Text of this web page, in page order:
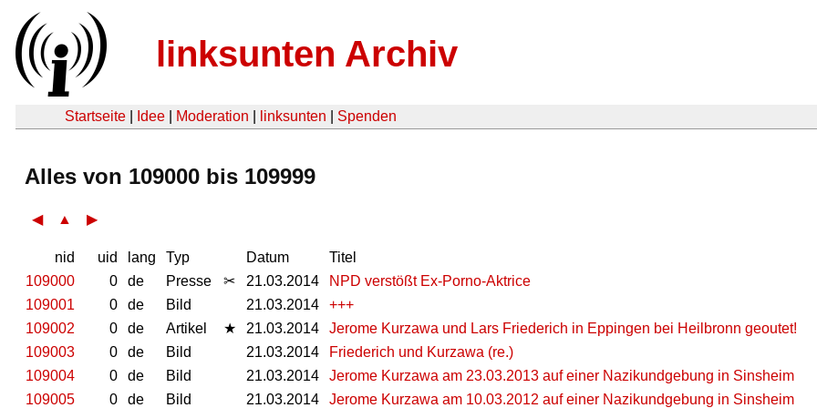
linksunten Archiv
Startseite Idee Moderation linksunten Spenden
Alles von 109000 bis 109999
◀ ▲ ▶
nid uid lang Typ Datum
Titel
109000
0 de Presse ✂ 21.03.2014
NPD verstößt Ex-Porno-Aktrice
109001
0 de Bild 21.03.2014
+++
109002
0 de Artikel ★ 21.03.2014
Jerome Kurzawa und Lars Friederich in Eppingen bei Heilbronn geoutet!
109003
0 de Bild 21.03.2014
Friederich und Kurzawa (re.)
109004
0 de Bild 21.03.2014
Jerome Kurzawa am 23.03.2013 auf einer Nazikundgebung in Sinsheim
109005
0 de Bild 21.03.2014 Jerome Kurzawa am 10.03.2012 auf einer Nazikundgebung in Sinsheim